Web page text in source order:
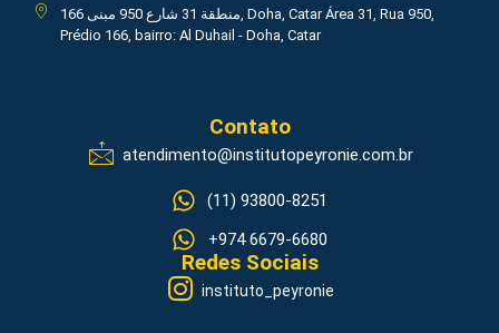
منطقة 31 شارع 950 مبنى 166, Doha, Catar Área 31, Rua 950,
Prédio 166, bairro: Al Duhail - Doha, Catar
Contato
atendimento@institutopeyronie.com.br
(11) 93800-8251
+974 6679-6680
Redes Sociais
instituto_peyronie